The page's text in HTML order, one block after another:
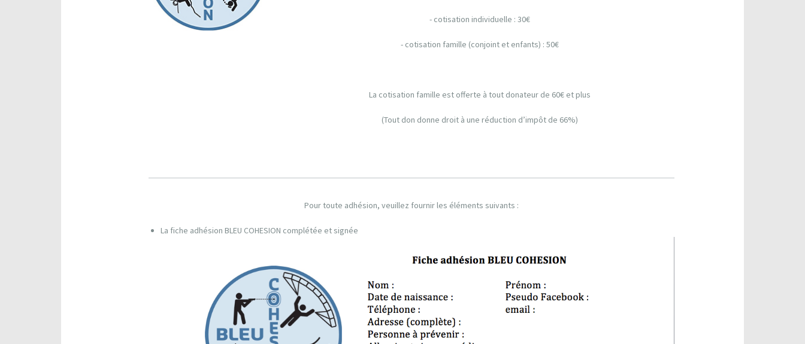
- cotisation individuelle : 30€
- cotisation famille (conjoint et enfants) : 50€
La cotisation famille est offerte à tout donateur de 60€ et plus
(Tout don donne droit à une réduction d’impôt de 66%)
Pour toute adhésion, veuillez fournir les éléments suivants :
La fiche adhésion BLEU COHESION complétée et signée